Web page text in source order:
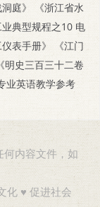
庭》
《浙江省水
业典型规程之10 电
仪表手册》
《江门
《明史三百三十二卷
业英语教学参考
内容文件，如
化 ♥ 促进社会